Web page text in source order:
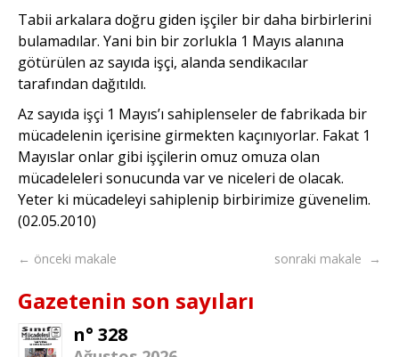
Tabii arkalara doğru giden işçiler bir daha birbirlerini
bulamadılar. Yani bin bir zorlukla 1 Mayıs alanına
götürülen az sayıda işçi, alanda sendikacılar
tarafından dağıtıldı.
Az sayıda işçi 1 Mayıs’ı sahiplenseler de fabrikada bir
mücadelenin içerisine girmekten kaçınıyorlar. Fakat 1
Mayıslar onlar gibi işçilerin omuz omuza olan
mücadeleleri sonucunda var ve niceleri de olacak.
Yeter ki mücadeleyi sahiplenip birbirimize güvenelim.
(02.05.2010)
← önceki makale sonraki makale →
Gazetenin son sayıları
n° 328